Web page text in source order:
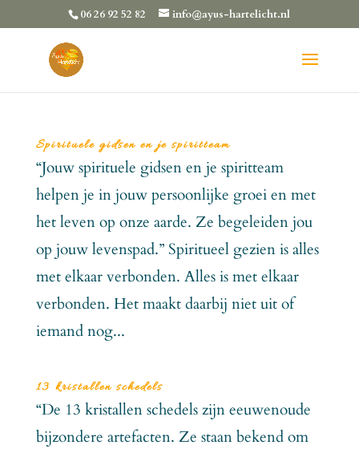
06 26 92 52 82 info@ayus-hartelicht.nl
Spirituele gidsen en je spiritteam
“Jouw spirituele gidsen en je spiritteam
helpen je in jouw persoonlijke groei en met
het leven op onze aarde. Ze begeleiden jou
op jouw levenspad.” Spiritueel gezien is alles
met elkaar verbonden. Alles is met elkaar
verbonden. Het maakt daarbij niet uit of
iemand nog...
13 kristallen schedels
“De 13 kristallen schedels zijn eeuwenoude
bijzondere artefacten. Ze staan bekend om